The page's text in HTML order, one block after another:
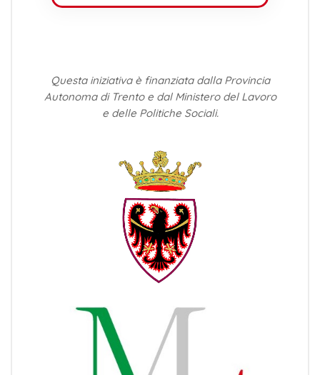
Questa iniziativa è finanziata dalla Provincia
Autonoma di Trento e dal Ministero del Lavoro
e delle Politiche Sociali.